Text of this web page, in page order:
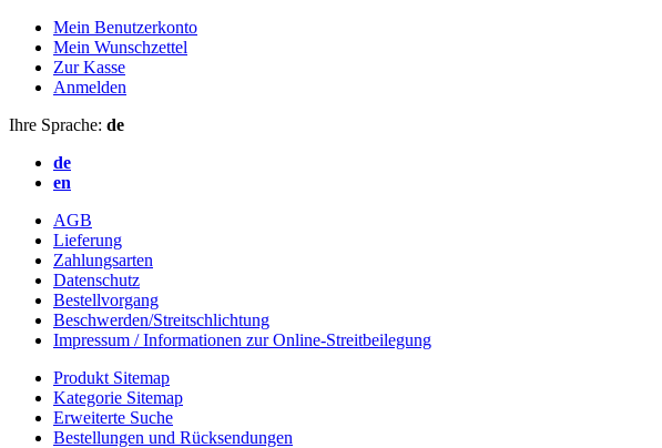
Mein Benutzerkonto
Mein Wunschzettel
Zur Kasse
Anmelden
Ihre Sprache: de
de
en
AGB
Lieferung
Zahlungsarten
Datenschutz
Bestellvorgang
Beschwerden/Streitschlichtung
Impressum / Informationen zur Online-Streitbeilegung
Produkt Sitemap
Kategorie Sitemap
Erweiterte Suche
Bestellungen und Rücksendungen